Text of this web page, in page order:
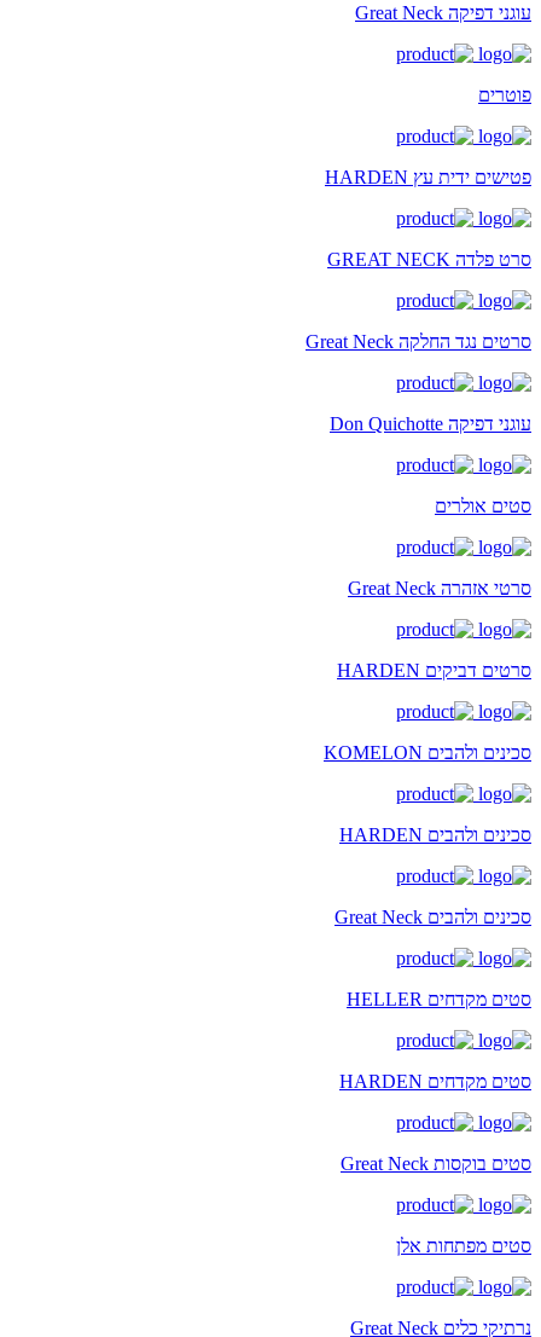
עוגני דפיקה Great Neck
פוטרים
פטישים ידית עץ HARDEN
סרט פלדה GREAT NECK
סרטים נגד החלקה Great Neck
עוגני דפיקה Don Quichotte
סטים אולרים
סרטי אזהרה Great Neck
סרטים דביקים HARDEN
סכינים ולהבים KOMELON
סכינים ולהבים HARDEN
סכינים ולהבים Great Neck
סטים מקדחים HELLER
סטים מקדחים HARDEN
סטים בוקסות Great Neck
סטים מפתחות אלן
נרתיקי כלים Great Neck